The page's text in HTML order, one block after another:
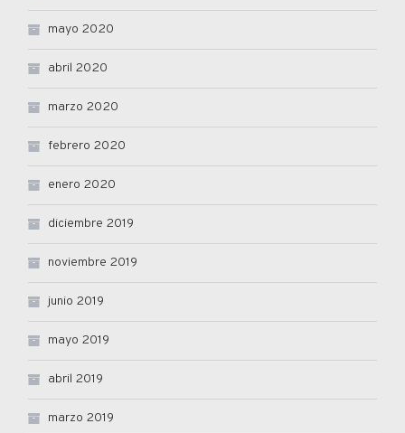
mayo 2020
abril 2020
marzo 2020
febrero 2020
enero 2020
diciembre 2019
noviembre 2019
junio 2019
mayo 2019
abril 2019
marzo 2019